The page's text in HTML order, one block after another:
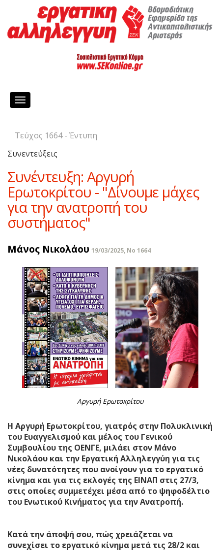
Toggle
Τεύχος 1664 - Έντυπη
Συνεντεύξεις
Συνέντευξη: Αργυρή
Ερωτοκρίτου - "Δίνουμε μάχες
για την ανατροπή του
συστήματος"
Μάνος Νικολάου 19/03/2025, No 1664
Αργυρή Ερωτοκρίτου
Η Αργυρή Ερωτοκρίτου, γιατρός στην Πολυκλινική
του Ευαγγελισμού και μέλος του Γενικού
Συμβουλίου της ΟΕΝΓΕ, μιλάει στον Μάνο
Νικολάου και την Εργατική Αλληλεγγύη για τις
νέες δυνατότητες που ανοίγουν για το εργατικό
κίνημα και για τις εκλογές της ΕΙΝΑΠ στις 27/3,
στις οποίες συμμετέχει μέσα από το ψηφοδέλτιο
του Ενωτικού Κινήματος για την Ανατροπή.
Κατά την άποψή σου, πώς χρειάζεται να
συνεχίσει το εργατικό κίνημα μετά τις 28/2 και